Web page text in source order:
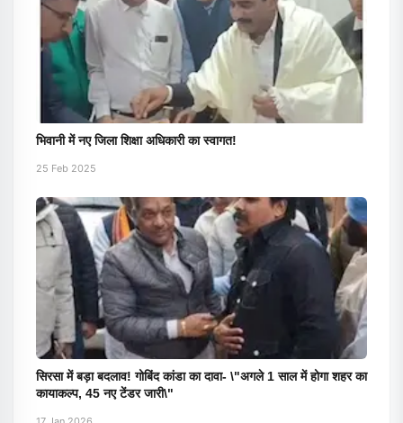
भिवानी में नए जिला शिक्षा अधिकारी का स्वागत!
25 Feb 2025
सिरसा में बड़ा बदलाव! गोबिंद कांडा का दावा- \"अगले 1 साल में होगा शहर का
कायाकल्प, 45 नए टेंडर जारी\"